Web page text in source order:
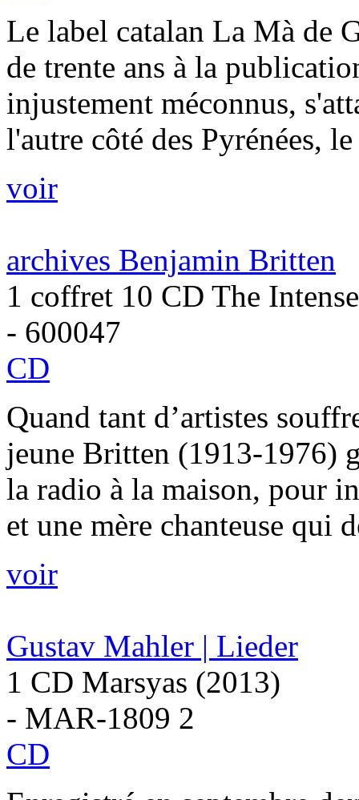
Le label catalan La Mà de
de trente ans à la
injustement méconnus,
l'autre côté des Pyrénées,
voir
archives Benjamin Britten
1 coffret 10 CD The
- 600047
CD
Quand tant d’artistes
jeune Britten (1913-1976)
la radio à la maison, pour
et une mère chanteuse qui
voir
Gustav Mahler | Lieder
1 CD Marsyas (2013)
- MAR-1809 2
CD